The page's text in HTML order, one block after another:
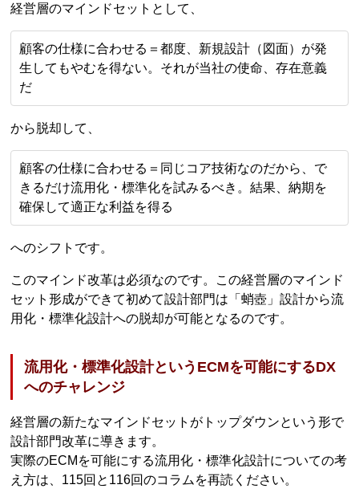
経営層のマインドセットとして、
顧客の仕様に合わせる＝都度、新規設計（図面）が発
生してもやむを得ない。それが当社の使命、存在意義
だ
から脱却して、
顧客の仕様に合わせる＝同じコア技術なのだから、で
きるだけ流用化・標準化を試みるべき。結果、納期を
確保して適正な利益を得る
へのシフトです。
このマインド改革は必須なのです。この経営層のマインド
セット形成ができて初めて設計部門は「蛸壺」設計から流
用化・標準化設計への脱却が可能となるのです。
流用化・標準化設計というECMを可能にするDX
へのチャレンジ
経営層の新たなマインドセットがトップダウンという形で
設計部門改革に導きます。
実際のECMを可能にする流用化・標準化設計についての考
え方は、115回と116回のコラムを再読ください。